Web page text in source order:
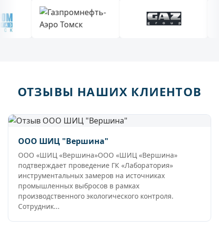
ОТЗЫВЫ НАШИХ КЛИЕНТОВ
ООО ШИЦ "Вершина"
ООО «ШИЦ «Вершина»ООО «ШИЦ «Вершина»
подтверждает проведение ГК «Лаборатория»
инструментальных замеров на источниках
промышленных выбросов в рамках
производственного экологического контроля.
Сотрудник...